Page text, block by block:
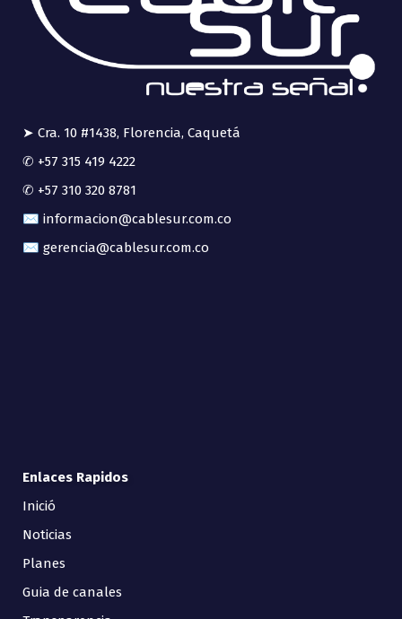
➤ Cra. 10 #1438, Florencia, Caquetá
✆ +57 315 419 4222
✆ +57 310 320 8781
✉ informacion@cablesur.com.co
✉ gerencia@cablesur.com.co
Enlaces Rapidos
Inició
Noticias
Planes
Guia de canales